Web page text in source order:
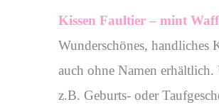
Kissen Faultier – mint
Wunderschönes,
auch ohne Namen
z.B. Geburts- oder